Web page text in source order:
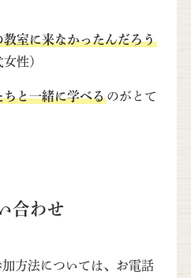
室に来なかったんだろう
性）
と一緒に学べるのがとて
合わせ
方法については、お電話